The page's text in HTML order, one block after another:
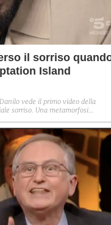
il sorriso
Island
vede il primo video della
sorriso. Una metamorfosi